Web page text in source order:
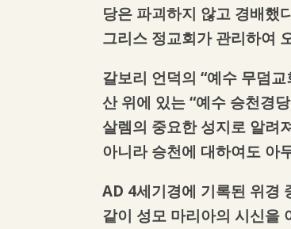
당은 파괴하지 않고 경배했
그리스 정교회가 관리하여
갈보리 언덕의 “예수 무덤
산 위에 있는 “예수 승천
살렘의 중요한 성지로 알려
아니라 승천에 대하여도 아
AD 4세기경에 기록된 위경
같이 성모 마리아의 시신을